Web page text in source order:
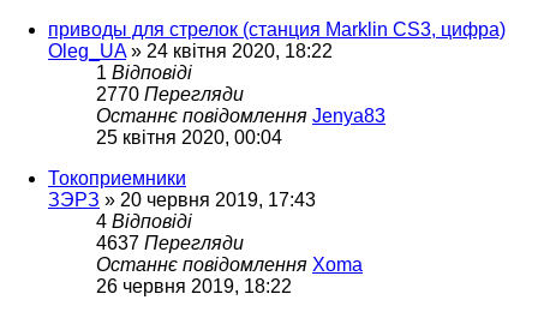
приводы для стрелок (станция Marklin CS3, цифра)
Oleg_UA» 24 квітня 2020, 18:22
1 Відповіді
2770 Перегляди
Останнє повідомлення Jenya83
25 квітня 2020, 00:04
Токоприемники
ЗЭРЗ » 20 червня 2019, 17:43
4 Відповіді
4637 Перегляди
Останнє повідомлення Xoma
26 червня 2019, 18:22